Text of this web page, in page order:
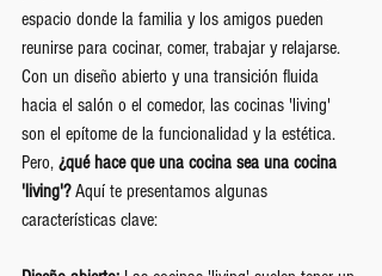
espacio donde la familia y los amigos pueden
reunirse para cocinar, comer, trabajar y relajarse.
Con un diseño abierto y una transición fluida
hacia el salón o el comedor, las cocinas 'living'
son el epítome de la funcionalidad y la estética.
Pero, ¿qué hace que una cocina sea una cocina
'living'? Aquí te presentamos algunas
características clave: